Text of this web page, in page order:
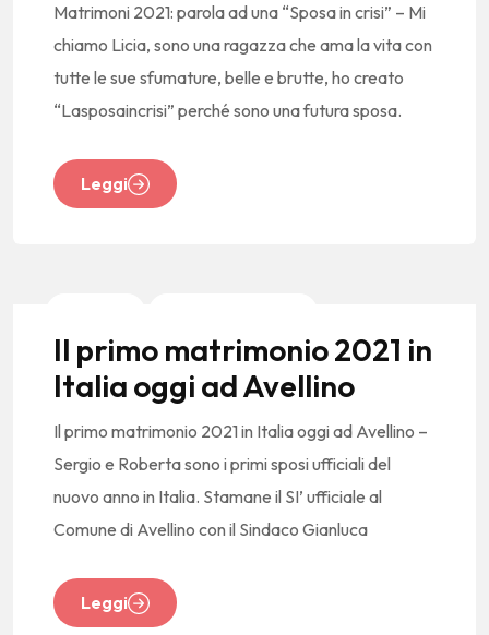
Matrimoni 2021: parola ad una “Sposa in crisi” – Mi
chiamo Licia, sono una ragazza che ama la vita con
tutte le sue sfumature, belle e brutte, ho creato
“Lasposaincrisi” perché sono una futura sposa.
Leggi
Il primo matrimonio 2021 in
Italia oggi ad Avellino
Il primo matrimonio 2021 in Italia oggi ad Avellino –
Sergio e Roberta sono i primi sposi ufficiali del
nuovo anno in Italia. Stamane il SI’ ufficiale al
Comune di Avellino con il Sindaco Gianluca
Leggi